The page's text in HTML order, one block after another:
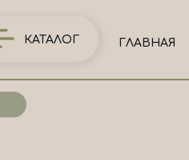
КАТАЛОГ ГЛАВНАЯ